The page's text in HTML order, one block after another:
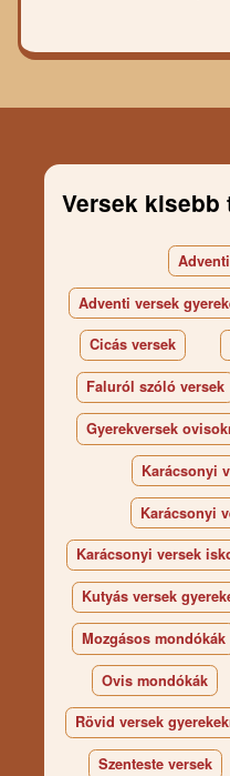
Versek kisebb
Adventi versek
Cicás versek
Faluról szóló versek
Gyerekversek
Karácsonyi
Karácsonyi
Karácsonyi versek
Kutyás versek
Mozgásos mondókák
Ovis mondókák
Rövid versek
Szenteste versek